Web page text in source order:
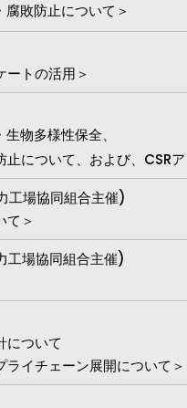
敗防止について＞
ートの活用＞
物多様性保全、
について、および、CSR
工場協同組合主催)
て＞
工場協同組合主催)
について
イチェーン展開について＞